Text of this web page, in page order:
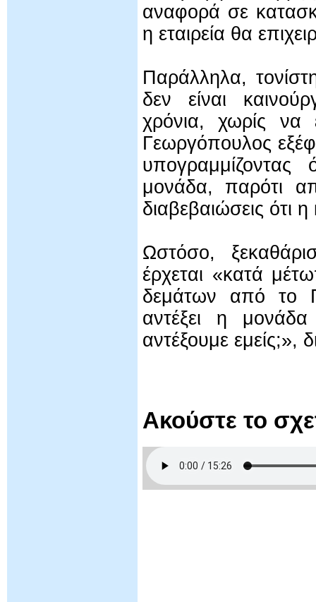
αναφορά σε
η εταιρεία θα
Παράλληλα,
δεν είναι
χρόνια, χωρίς να
Γεωργόπουλος
μονάδα, παρότι
διαβεβαιώσεις ότι
Ωστόσο,
έρχεται «κατά
δεμάτων από το
αντέξει η
αντέξουμε εμείς;»,
Ακούστε το